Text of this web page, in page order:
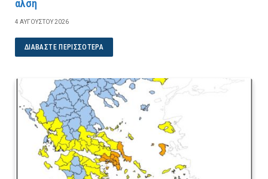
άλση
4 ΑΥΓΟΎΣΤΟΥ 2026
ΔΙΑΒΆΣΤΕ ΠΕΡΙΣΣΌΤΕΡΑ